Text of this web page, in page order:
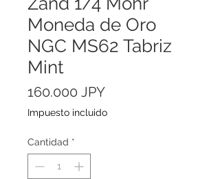
Moneda de Oro
NGC MS62 Tabriz
Mint
160.000 JPYPrecio
Impuesto incluido
Cantidad *